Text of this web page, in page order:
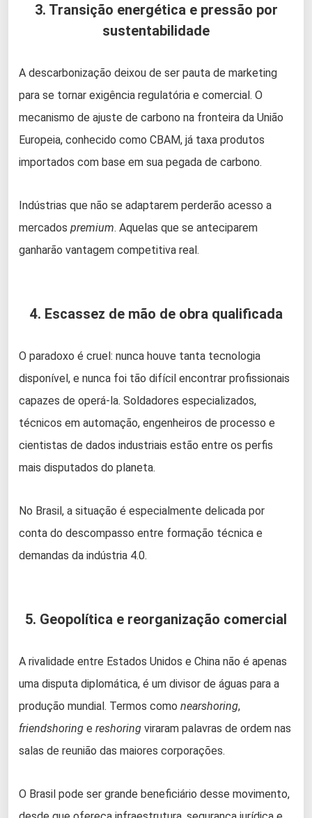
3. Transição energética e pressão por
sustentabilidade
A descarbonização deixou de ser pauta de marketing
para se tornar exigência regulatória e comercial. O
mecanismo de ajuste de carbono na fronteira da União
Europeia, conhecido como CBAM, já taxa produtos
importados com base em sua pegada de carbono.
Indústrias que não se adaptarem perderão acesso a
mercados premium. Aquelas que se anteciparem
ganharão vantagem competitiva real.
4. Escassez de mão de obra qualificada
O paradoxo é cruel: nunca houve tanta tecnologia
disponível, e nunca foi tão difícil encontrar profissionais
capazes de operá-la. Soldadores especializados,
técnicos em automação, engenheiros de processo e
cientistas de dados industriais estão entre os perfis
mais disputados do planeta.
No Brasil, a situação é especialmente delicada por
conta do descompasso entre formação técnica e
demandas da indústria 4.0.
5. Geopolítica e reorganização comercial
A rivalidade entre Estados Unidos e China não é apenas
uma disputa diplomática, é um divisor de águas para a
produção mundial. Termos como nearshoring,
friendshoring e reshoring viraram palavras de ordem nas
salas de reunião das maiores corporações.
O Brasil pode ser grande beneficiário desse movimento,